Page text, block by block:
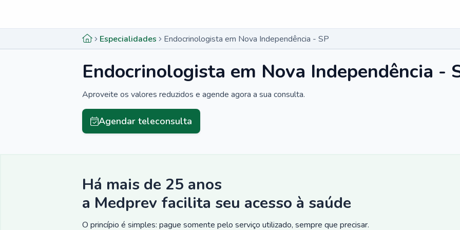
Especialidades Endocrinologista em Nova Independência - SP
Endocrinologista em Nova Independência -
Aproveite os valores reduzidos e agende agora a sua consulta.
Agendar teleconsulta
Há mais de 25 anos
a Medprev facilita seu acesso à saúde
O princípio é simples: pague somente pelo serviço utilizado, sempre que precisar.